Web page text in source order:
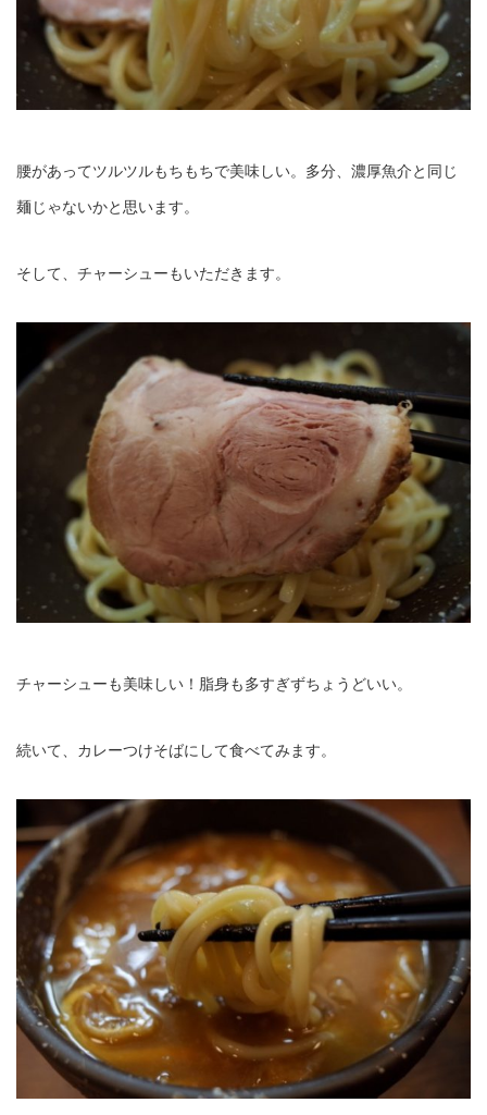
腰があってツルツルもちもちで美味しい。多分、濃厚魚介と同じ
麺じゃないかと思います。
そして、チャーシューもいただきます。
チャーシューも美味しい！脂身も多すぎずちょうどいい。
続いて、カレーつけそばにして食べてみます。